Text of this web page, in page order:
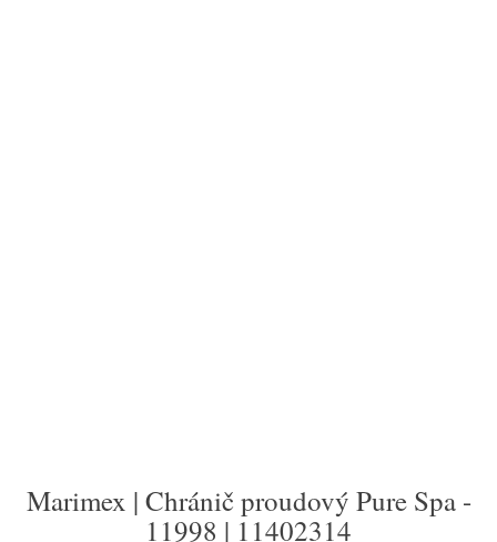
Marimex | Chránič proudový Pure Spa -
11998 | 11402314